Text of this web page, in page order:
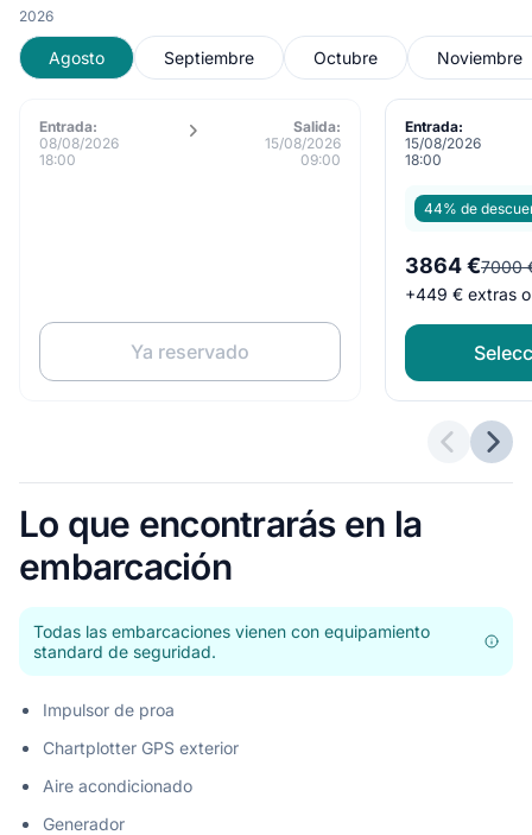
2026
Agosto Septiembre Octubre Noviembre
Entrada:
08/08/2026
18:00
Salida:
15/08/2026
09:00
Ya reservado
Entrada:
15/08/2026
18:00
44% de
3864 €7000
+449 € extras
Lo que encontrarás en la
embarcación
Todas las embarcaciones vienen con equipamiento
standard de seguridad.
Impulsor de proa
Chartplotter GPS exterior
Aire acondicionado
Generador